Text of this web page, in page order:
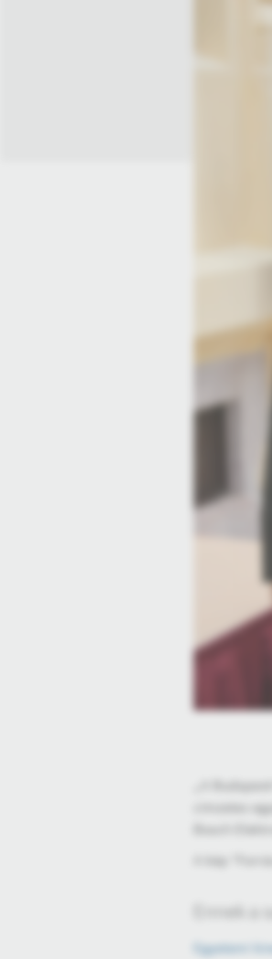
„A
címzetes
Bosch
A kép
Ennek a
Egyetemi